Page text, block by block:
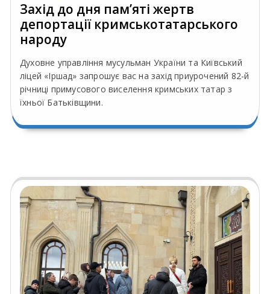
Захід до дня пам’яті жертв
депортації кримськотатарського
народу
Духовне управління мусульман України та Київський
ліцей «Іршад» запрошує вас на захід приурочений 82-й
річниці примусового виселення кримських татар з
їхньої Батьківщини.